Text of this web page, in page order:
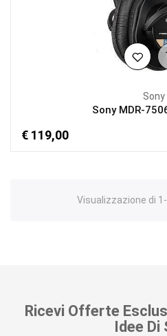
Sony
Sony MDR-
€ 119,00
Visualizzazione di
Ricevi Offerte
Idee Di